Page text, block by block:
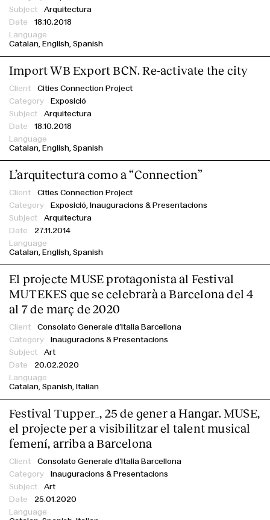
Arquitectura
18.10.2018
Catalan English Spanish
Import WB Export BCN. Re-activate the city
Cities Connection Project
Exposició
Arquitectura
18.10.2018
Catalan English Spanish
L’arquitectura como a “Connection”
Cities Connection Project
Exposició, Inauguracions & Presentacions
Arquitectura
27.11.2014
Catalan English Spanish
El projecte MUSE protagonista al Festival
MUTEKES que se celebrarà a Barcelona del 4
al 7 de març de 2020
Consolato Generale d’Italia Barcellona
Inauguracions & Presentacions
Art
20.02.2020
Catalan Spanish Italian
Festival Tupper_, 25 de gener a Hangar. MUSE,
el projecte per a visibilitzar el talent musical
femení, arriba a Barcelona
Consolato Generale d’Italia Barcellona
Inauguracions & Presentacions
Art
25.01.2020